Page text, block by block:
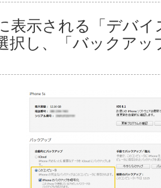
表示される「デバ
択し、「バックア